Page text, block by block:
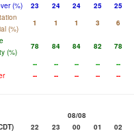
(%)
23 24 24 25 25
(%)
1 1 1 3 6
(%)
78 84 84 82 78
-- -- -- -- --
-- -- -- -- --
08/08
22 23 00 01 02